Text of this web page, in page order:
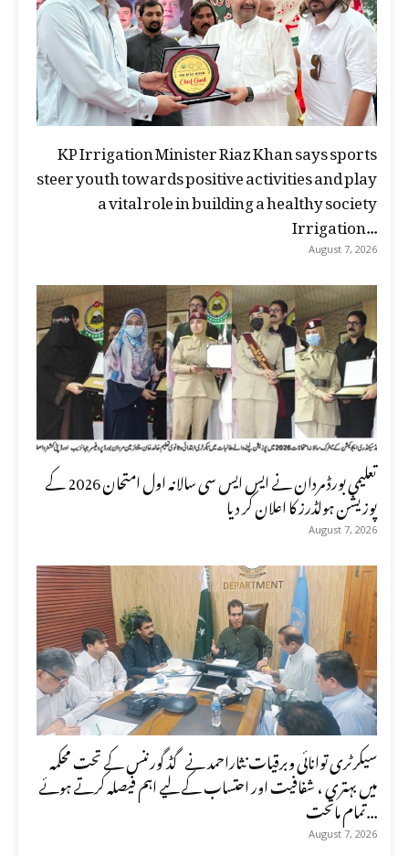
KP Irrigation Minister Riaz Khan says sports
steer youth towards positive activities and play
a vital role in building a healthy society
Irrigation...
August 7, 2026
تعلیمی بورڈ مردان نے ایس ایس سی سالانہ اول امتحان 2026 کے
پوزیشن ہولڈرز کا اعلان کر دیا
August 7, 2026
سیکرٹری توانائی وبرقیات نثاراحمد نے گڈ گورننس کے تحت محکمہ
میں بہتری ، شفافیت اور احتساب کے لیے اہم فیصلہ کرتے ہوئے
تمام ماتحت...
August 7, 2026